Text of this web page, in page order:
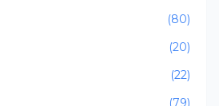
(80)
(20)
(22)
(79)